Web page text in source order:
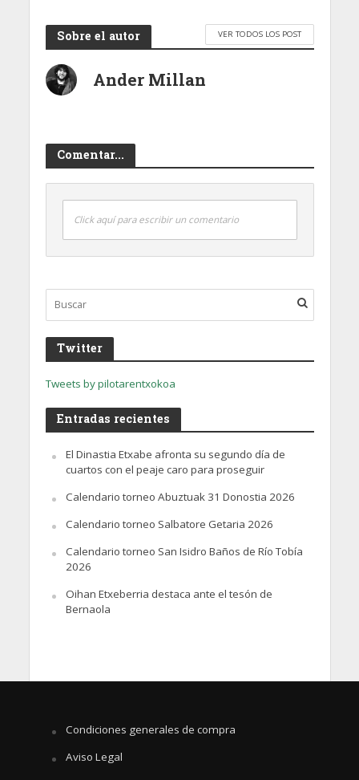
Sobre el autor VER TODOS LOS POST
Ander Millan
Comentar...
Click aquí para escribir un comentario
Twitter
Tweets by pilotarentxokoa
Entradas recientes
El Dinastia Etxabe afronta su segundo día de
cuartos con el peaje caro para proseguir
Calendario torneo Abuztuak 31 Donostia 2026
Calendario torneo Salbatore Getaria 2026
Calendario torneo San Isidro Baños de Río Tobía
2026
Oihan Etxeberria destaca ante el tesón de
Bernaola
Condiciones generales de compra
Aviso Legal